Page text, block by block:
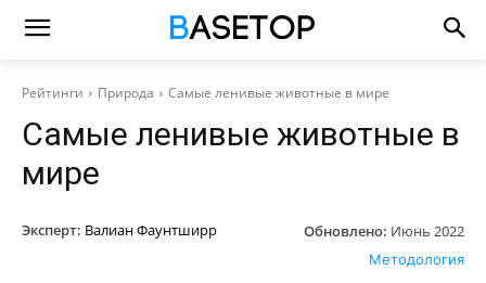
Рейтинги Природа Самые ленивые животные в мире
Самые ленивые животные в
мире
Эксперт: Валиан Фаунтширр Обновлено: Июнь 2022
Методология